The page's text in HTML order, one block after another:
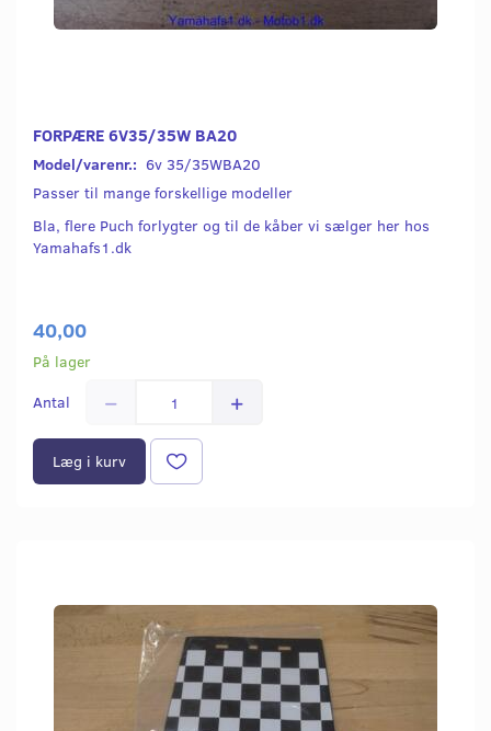
FORPÆRE 6V35/35W BA20
Model/varenr.: 6v 35/35WBA20
Passer til mange forskellige modeller
Bla, flere Puch forlygter og til de kåber vi sælger her hos
Yamahafs1.dk
40,00
På lager
Antal
Læg i kurv